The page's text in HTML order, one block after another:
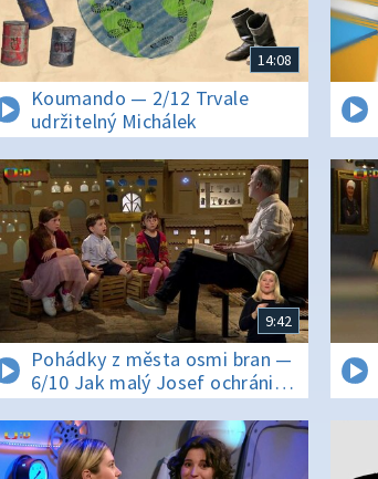
14:08
Koumando — 2/12 Trvale
udržitelný Michálek
9:42
Pohádky z města osmi bran —
6/10 Jak malý Josef ochránil
tóru